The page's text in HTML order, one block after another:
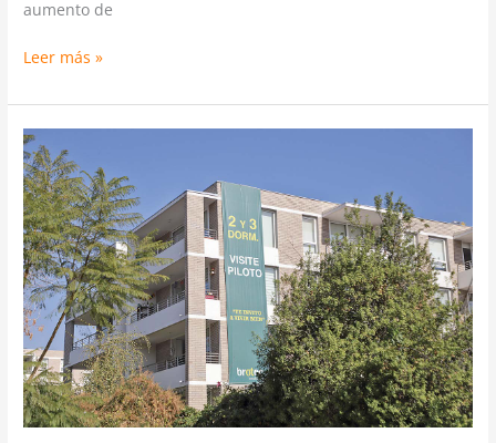
aumento de
Leer más »
Más
de
33
mil
solicitudes
y
17.900
aprobaciones:
el
balance
del
subsidio
a